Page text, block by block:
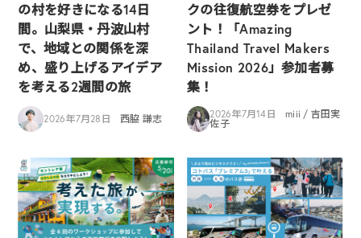
の村を好きになる14日
間。山梨県・丹波山村
で、地域との関係を深
め、盛り上げるアイデア
を考える2週間の旅
2026年7月28日 西脇 謙志
クの往復航空券をプレゼ
ント！「Amazing
Thailand Travel Makers
Mission 2026」参加者募
集！
2026年7月14日
miii / 吉田実
佐子